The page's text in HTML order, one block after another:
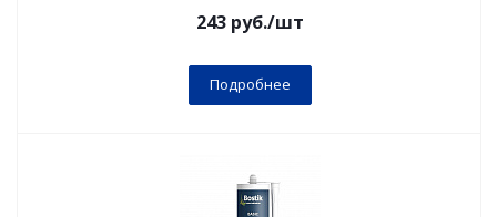
243руб./шт
Подробнее